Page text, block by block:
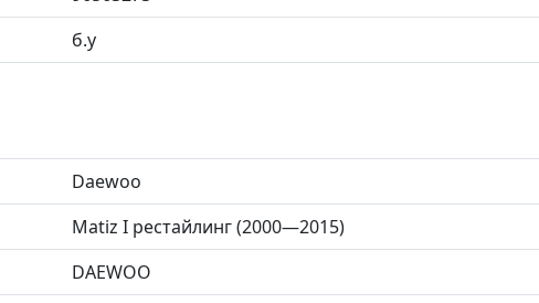
б.у
Daewoo
Matiz I рестайлинг (2000—2015)
DAEWOO